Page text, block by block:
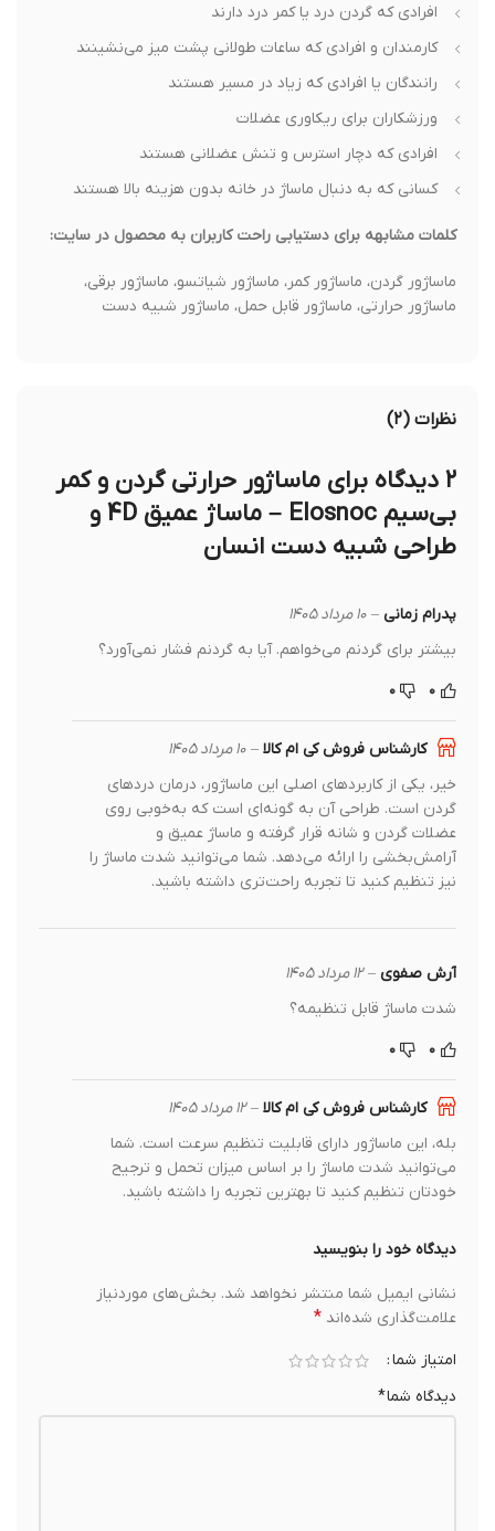
افرادی که گردن درد یا کمر درد دارند
کارمندان و افرادی که ساعات طولانی پشت میز می‌نشینند
رانندگان یا افرادی که زیاد در مسیر هستند
ورزشکاران برای ریکاوری عضلات
افرادی که دچار استرس و تنش عضلانی هستند
کسانی که به دنبال ماساژ در خانه بدون هزینه بالا هستند
کلمات مشابهه برای دستیابی راحت کاربران به محصول در سایت:
ماساژور گردن، ماساژور کمر، ماساژور شیاتسو، ماساژور برقی،
ماساژور حرارتی، ماساژور قابل حمل، ماساژور شبیه دست
نظرات (۲)
ماساژور حرارتی گردن و کمر
بی‌سیم Elosnoc – ماساژ عمیق 4D و
طراحی شبیه دست انسان
پدرام زمانی– ۱۰ مرداد ۱۴۰۵
بیشتر برای گردنم می‌خواهم. آیا به گردنم فشار نمی‌آورد؟
کارشناس فروش کی ام کالا– ۱۰ مرداد ۱۴۰۵
خیر، یکی از کاربردهای اصلی این ماساژور، درمان دردهای
گردن است. طراحی آن به گونه‌ای است که به‌خوبی روی
عضلات گردن و شانه قرار گرفته و ماساژ عمیق و
آرامش‌بخشی را ارائه می‌دهد. شما می‌توانید شدت ماساژ را
نیز تنظیم کنید تا تجربه راحت‌تری داشته باشید.
آرش صفوی– ۱۲ مرداد ۱۴۰۵
شدت ماساژ قابل تنظیمه؟
کارشناس فروش کی ام کالا– ۱۲ مرداد ۱۴۰۵
بله، این ماساژور دارای قابلیت تنظیم سرعت است. شما
می‌توانید شدت ماساژ را بر اساس میزان تحمل و ترجیح
خودتان تنظیم کنید تا بهترین تجربه را داشته باشید.
دیدگاه خود را بنویسید
نشانی ایمیل شما منتشر نخواهد شد. بخش‌های موردنیاز
علامت‌گذاری شده‌اند*
امتیاز شما
دیدگاه شما*